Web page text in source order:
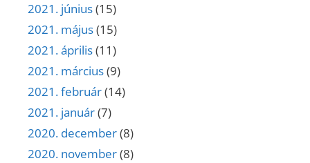
2021. június(15)
2021. május(15)
2021. április(11)
2021. március(9)
2021. február(14)
2021. január(7)
2020. december(8)
2020. november(8)